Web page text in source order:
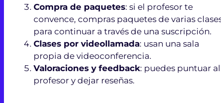
Compra de paquetes: si el profesor te
convence, compras paquetes de varias
para continuar a través de una suscripción.
Clases por videollamada: usan una sala
propia de videoconferencia.
Valoraciones y feedback: puedes puntuar al
profesor y dejar reseñas.